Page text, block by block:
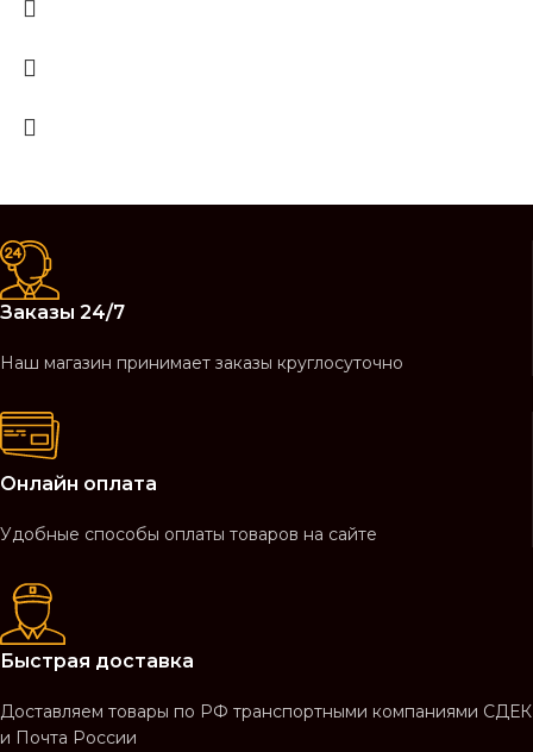
Заказы 24/7
Наш магазин принимает заказы круглосуточно
Онлайн оплата
Удобные способы оплаты товаров на сайте
Быстрая доставка
Доставляем товары по РФ транспортными компаниями СДЕК
и Почта России